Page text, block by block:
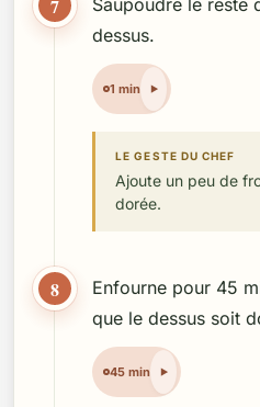
7
Saupoudre le reste
dessus.
1 min
LE GESTE DU CHEF
Ajoute un peu de
dorée.
8
Enfourne pour 45
que le dessus soit
45 min